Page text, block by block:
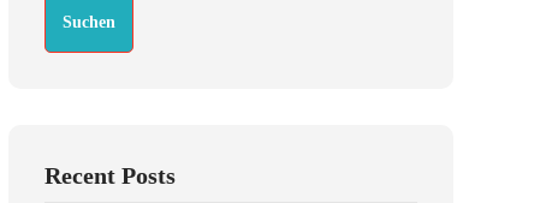
Suchen
Recent Posts